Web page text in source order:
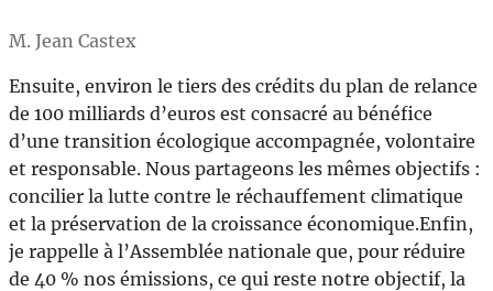
M. Jean Castex
Ensuite, environ le tiers des crédits du plan de relance
de 100 milliards d’euros est consacré au bénéfice
d’une transition écologique accompagnée, volontaire
et responsable. Nous partageons les mêmes objectifs :
concilier la lutte contre le réchauffement climatique
et la préservation de la croissance économique.Enfin,
je rappelle à l’Assemblée nationale que, pour réduire
de 40 % nos émissions, ce qui reste notre objectif, la